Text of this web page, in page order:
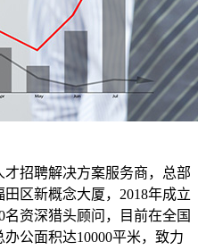
招聘解决方案服务商，总部
区新概念大厦，2018年成立
资深猎头顾问，目前在全国
公面积达10000平米，致力